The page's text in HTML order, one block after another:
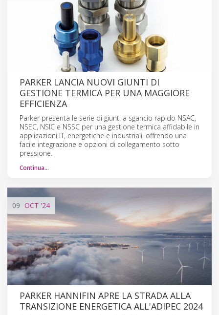
PARKER LANCIA NUOVI GIUNTI DI
GESTIONE TERMICA PER UNA MAGGIORE
EFFICIENZA
Parker presenta le serie di giunti a sgancio rapido NSAC,
NSEC, NSIC e NSSC per una gestione termica affidabile in
applicazioni IT, energetiche e industriali, offrendo una
facile integrazione e opzioni di collegamento sotto
pressione.
Continua…
09 OCT '24
PARKER HANNIFIN APRE LA STRADA ALLA
TRANSIZIONE ENERGETICA ALL'ADIPEC 2024